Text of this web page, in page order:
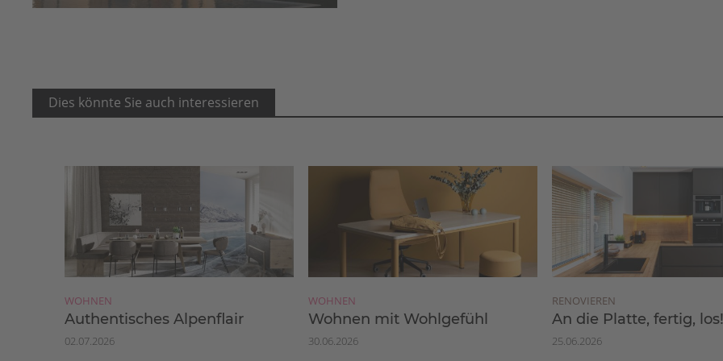
Dies könnte Sie auch interessieren
WOHNEN
Authentisches Alpenflair
02.07.2026
WOHNEN
Wohnen mit Wohlgefühl
30.06.2026
RENOVIEREN
An die Platte, fertig,
25.06.2026